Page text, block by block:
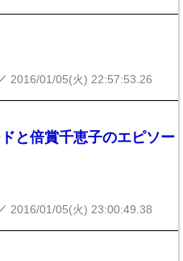
2016/01/05(火) 22:57:53.26
と倍賞千恵子のエピソー
2016/01/05(火) 23:00:49.38